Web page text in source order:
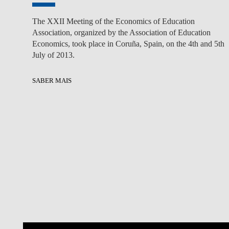
The XXII Meeting of the Economics of Education
Association, organized by the Association of Education
Economics, took place in Coruña, Spain, on the 4th and 5th
July of 2013.
SABER MAIS